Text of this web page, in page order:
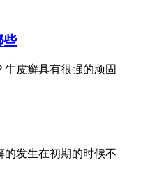
些
牛皮癣具有很强的顽固
的发生在初期的时候不